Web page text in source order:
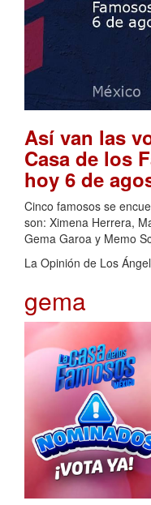
Así van las
Casa de los
hoy 6 de
Cinco famosos se
son: Ximena Herrera,
Gema Garoa y Memo
La Opinión de Los
gema